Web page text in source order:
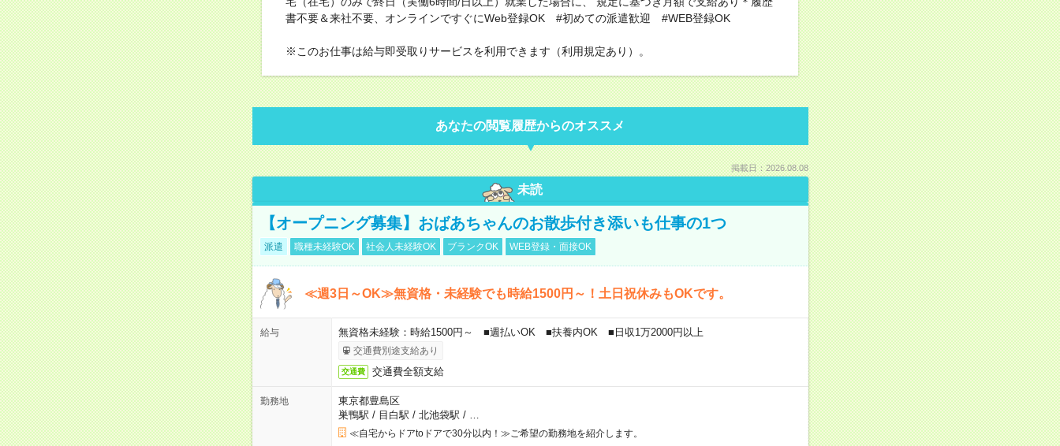
書不要＆来社不要、オンラインですぐにWeb登録OK #初めての派遣歓迎 #WEB登録OK
※このお仕事は給与即受取りサービスを利用できます（利用規定あり）。
あなたの閲覧履歴からのオススメ
掲載日：2026.08.08
未読
【オープニング募集】おばあちゃんのお散歩付き添いも仕事の1つ
派遣 職種未経験OK 社会人未経験OK ブランクOK WEB登録・面接OK
≪週3日～OK≫無資格・未経験でも時給1500円～！土日祝休みもOKです。
給与 無資格未経験：時給1500円～ ■週払いOK ■扶養内OK ■日収1万2000円以上
交通費別途支給あり
交通費 交通費全額支給
勤務地
東京都豊島区
巣鴨駅 / 目白駅 / 北池袋駅 /
≪自宅からドアtoドアで30分以内！≫ご希望の勤務地を紹介します。